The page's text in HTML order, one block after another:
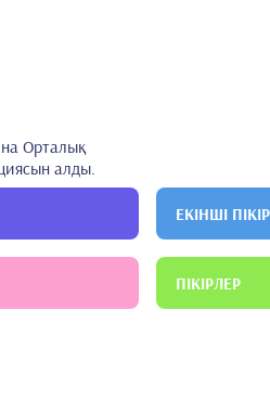
Орталық
алды.
ЕКІНШІ ПІКІР
ПІКІРЛЕР